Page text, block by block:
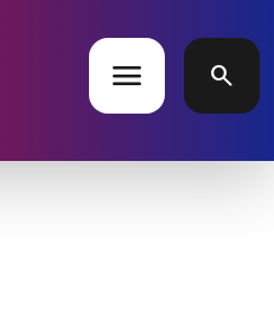
menu search